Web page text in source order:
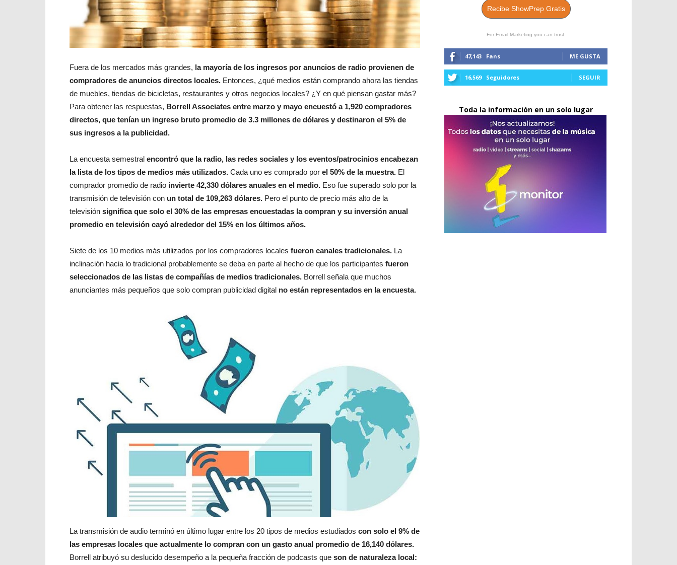
Fuera de los mercados más grandes, la mayoría de los ingresos por anuncios de radio provienen de
compradores de anuncios directos locales. Entonces, ¿qué medios están comprando ahora las tiendas
de muebles, tiendas de bicicletas, restaurantes y otros negocios locales? ¿Y en qué piensan gastar más?
Para obtener las respuestas, Borrell Associates entre marzo y mayo encuestó a 1,920 compradores
directos, que tenían un ingreso bruto promedio de 3.3 millones de dólares y destinaron el 5% de
sus ingresos a la publicidad.
La encuesta semestral encontró que la radio, las redes sociales y los eventos/patrocinios encabezan
la lista de los tipos de medios más utilizados. Cada uno es comprado por el 50% de la muestra. El
comprador promedio de radio invierte 42,330 dólares anuales en el medio. Eso fue superado solo por la
transmisión de televisión con un total de 109,263 dólares. Pero el punto de precio más alto de la
televisión significa que solo el 30% de las empresas encuestadas la compran y su inversión anual
promedio en televisión cayó alrededor del 15% en los últimos años.
Siete de los 10 medios más utilizados por los compradores locales fueron canales tradicionales. La
inclinación hacia lo tradicional probablemente se deba en parte al hecho de que los participantes fueron
seleccionados de las listas de compañías de medios tradicionales. Borrell señala que muchos
anunciantes más pequeños que solo compran publicidad digital no están representados en la encuesta.
La transmisión de audio terminó en último lugar entre los 20 tipos de medios estudiados con solo el 9% de
las empresas locales que actualmente lo compran con un gasto anual promedio de 16,140 dólares.
Borrell atribuyó su deslucido desempeño a la pequeña fracción de podcasts que son de naturaleza local:
Recibe ShowPrep Gratis
For Email Marketing you can trust.
47,143 Fans ME GUSTA
16,569 Seguidores SEGUIR
Toda la información en un solo lugar